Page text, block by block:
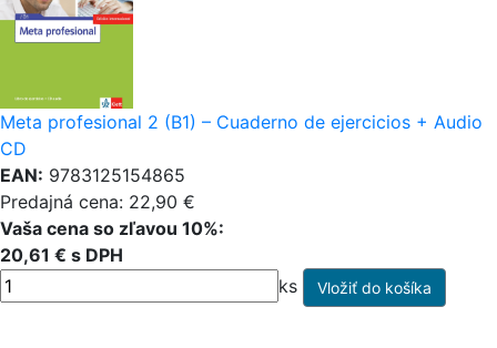
Meta profesional 2 (B1) – Cuaderno de ejercicios + Audio
CD
EAN: 9783125154865
Predajná cena: 22,90 €
Vaša cena so zľavou 10%:
20,61 € s DPH
ks